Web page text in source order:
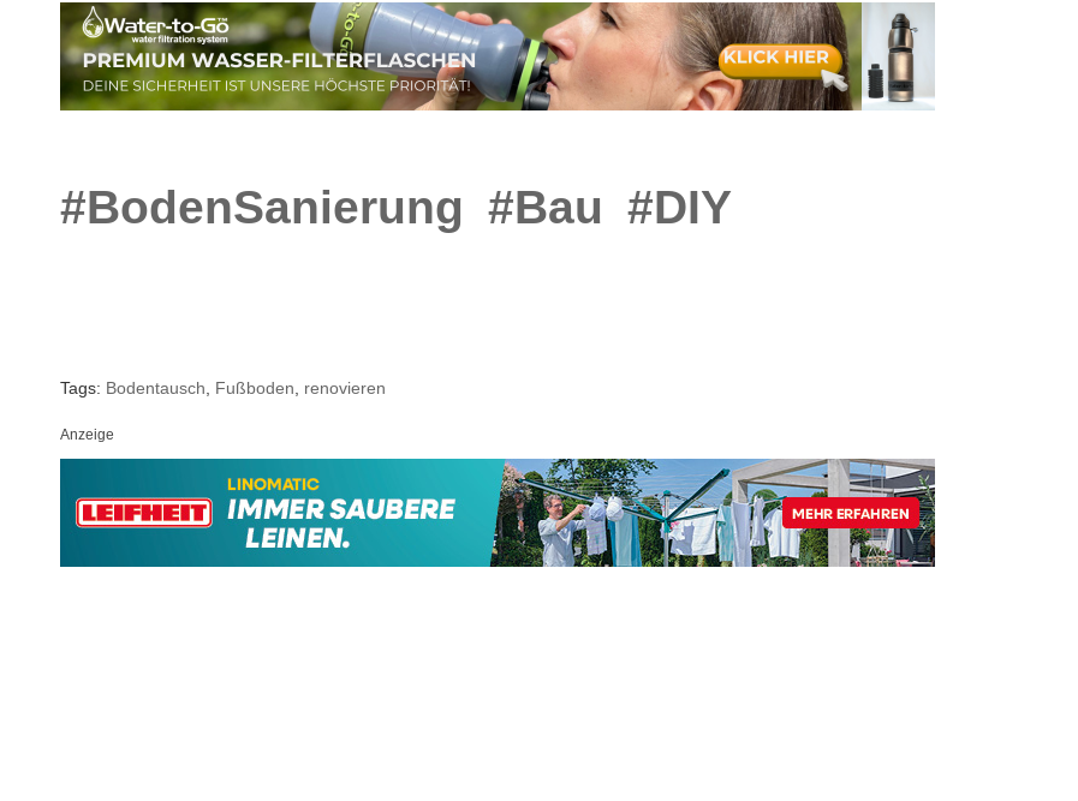
#BodenSanierung #Bau #DIY
Tags: Bodentausch Fußboden renovieren
Anzeige